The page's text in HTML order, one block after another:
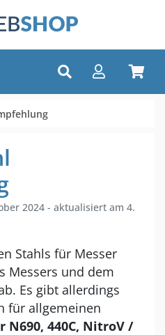
2024 - aktualisiert am 4.
Stahls für Messer
Messers und dem
Es gibt allerdings
für allgemeinen
N690, 440C, NitroV /